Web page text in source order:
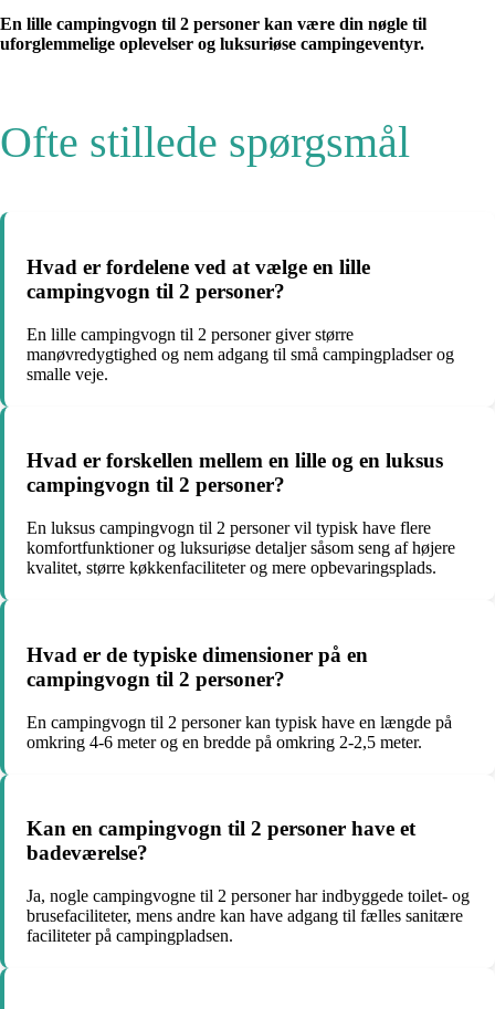
En lille campingvogn til 2 personer kan være din nøgle til
uforglemmelige oplevelser og luksuriøse campingeventyr.
Ofte stillede spørgsmål
Hvad er fordelene ved at vælge en lille
campingvogn til 2 personer?
En lille campingvogn til 2 personer giver større
manøvredygtighed og nem adgang til små campingpladser og
smalle veje.
Hvad er forskellen mellem en lille og en luksus
campingvogn til 2 personer?
En luksus campingvogn til 2 personer vil typisk have flere
komfortfunktioner og luksuriøse detaljer såsom seng af højere
kvalitet, større køkkenfaciliteter og mere opbevaringsplads.
Hvad er de typiske dimensioner på en
campingvogn til 2 personer?
En campingvogn til 2 personer kan typisk have en længde på
omkring 4-6 meter og en bredde på omkring 2-2,5 meter.
Kan en campingvogn til 2 personer have et
badeværelse?
Ja, nogle campingvogne til 2 personer har indbyggede toilet- og
brusefaciliteter, mens andre kan have adgang til fælles sanitære
faciliteter på campingpladsen.